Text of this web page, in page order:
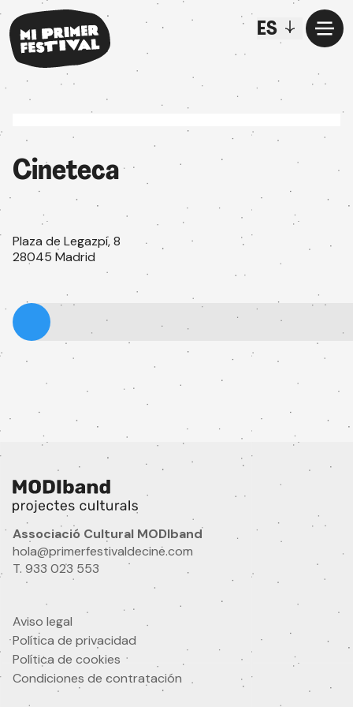
ES
Cineteca
Plaza de Legazpi, 8
28045 Madrid
Associació Cultural MODIband
hola@primerfestivaldecine.com
T. 933 023 553
Aviso legal
Política de privacidad
Política de cookies
Condiciones de contratación
Suscríbete a la newsletter
Recibe toda la información de nuestras
actividades.
Idioma
Si
Área de interés